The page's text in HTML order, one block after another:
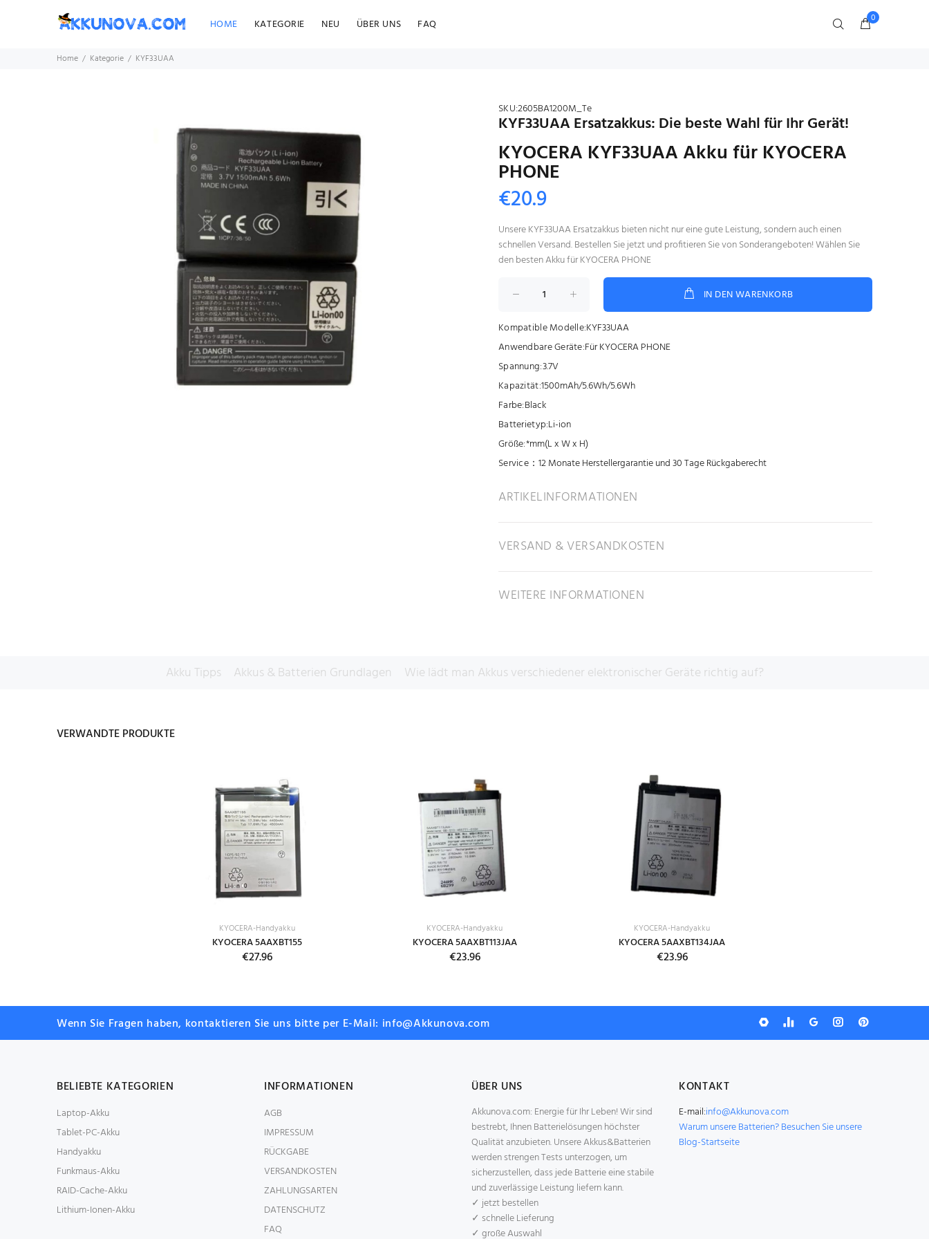
HOME KATEGORIE NEU ÜBER UNS FAQ 0
Home Kategorie KYF33UAA
SKU:2605BA1200M_Te
KYF33UAA Ersatzakkus: Die beste Wahl für Ihr Gerät!
KYOCERA KYF33UAA Akku für KYOCERA
PHONE
€20.9
Unsere KYF33UAA Ersatzakkus bieten nicht nur eine gute Leistung, sondern auch einen
schnellen Versand. Bestellen Sie jetzt und profitieren Sie von Sonderangeboten! Wählen Sie
den besten Akku für KYOCERA PHONE
IN DEN WARENKORB
Kompatible Modelle:KYF33UAA
Anwendbare Geräte:Für KYOCERA PHONE
Spannung:3.7V
Kapazität:1500mAh/5.6Wh/5.6Wh
Farbe:Black
Batterietyp:Li-ion
Größe:*mm(L x W x H)
Service：12 Monate Herstellergarantie und 30 Tage Rückgaberecht
ARTIKELINFORMATIONEN
VERSAND & VERSANDKOSTEN
WEITERE INFORMATIONEN
Akku Tipps Akkus & Batterien Grundlagen Wie lädt man Akkus verschiedener elektronischer Geräte richtig auf?
VERWANDTE PRODUKTE
KYOCERA-Handyakku
KYOCERA 5AAXBT155
€27.96
KYOCERA-Handyakku
KYOCERA 5AAXBT113JAA
€23.96
KYOCERA-Handyakku
KYOCERA 5AAXBT134JAA
€23.96
Wenn Sie Fragen haben, kontaktieren Sie uns bitte per E-Mail: info@Akkunova.com
BELIEBTE KATEGORIEN
Laptop-Akku
Tablet-PC-Akku
Handyakku
Funkmaus-Akku
RAID-Cache-Akku
Lithium-Ionen-Akku
INFORMATIONEN
AGB
IMPRESSUM
RÜCKGABE
VERSANDKOSTEN
ZAHLUNGSARTEN
DATENSCHUTZ
FAQ
ÜBER UNS
Akkunova.com: Energie für Ihr Leben! Wir sind
bestrebt, Ihnen Batterielösungen höchster
Qualität anzubieten. Unsere Akkus&Batterien
werden strengen Tests unterzogen, um
sicherzustellen, dass jede Batterie eine stabile
und zuverlässige Leistung liefern kann.
✓ jetzt bestellen
✓ schnelle Lieferung
✓ große Auswahl
KONTAKT
E-mail:info@Akkunova.com
Warum unsere Batterien?Besuchen Sie unsere
Blog-Startseite